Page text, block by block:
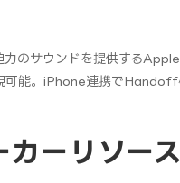
力のサウンドを提供する
可能。iPhone連携でHandoff
カーリソース